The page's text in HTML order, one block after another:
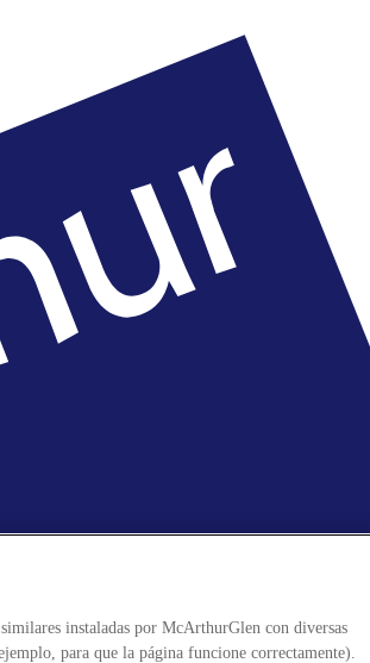
instaladas por McArthurGlen con diversas
para que la página funcione correctamente).